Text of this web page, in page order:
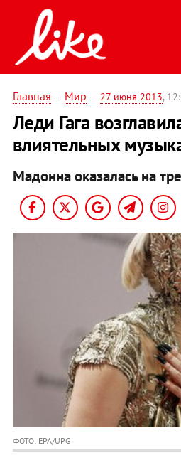
Главная — Мир — 27 июня 2013,
Леди Гага
влиятельных
Мадонна оказалась на
ФОТО: EPA/UPG